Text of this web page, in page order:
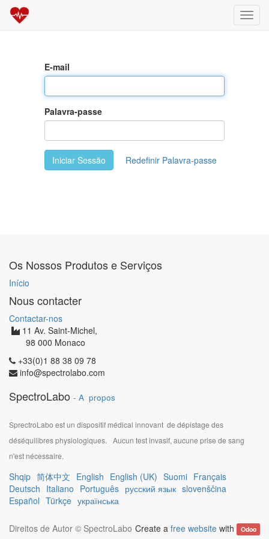
E-mail
Palavra-passe
Redefinir Palavra-passe
Iniciar Sessão
Os Nossos Produtos e Serviços
Início
Nous contacter
Contactar-nos
11 Av. Saint-Michel,
98 000 Monaco
+33(0)1 88 38 09 78
info@spectrolabo.com
SpectroLabo - A propos
SprectroLabo est un dispositif médical innovant de dépistage des
déséquilibres physiologiques.
Aucun test invasif, aucune prise de sang
n'est nécessaire.
Shqip 简体中文 English English (UK) Suomi Français
Deutsch Italiano Português русский язык slovenščina
Español Türkçe українська
Create afree website with Odoo
Direitos de Autor © SpectroLabo